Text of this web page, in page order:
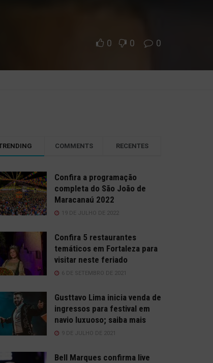
0 0 0
COMMENTS RECENTES
Confira a programação
completa do São João de
Maracanaú 2022
19 DE JULHO DE 2022
Confira 5 restaurantes
temáticos em Fortaleza para
visitar neste feriado
6 DE SETEMBRO DE 2021
Gusttavo Lima inicia venda de
ingressos para festival em
navio luxuoso; saiba mais
9 DE JULHO DE 2021
Bell Marques confirma live